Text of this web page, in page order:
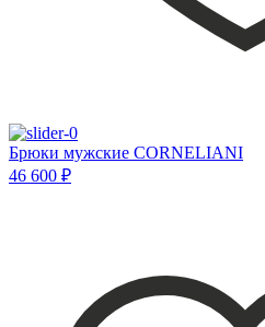
Брюки мужские CORNELIANI
46 600 ₽